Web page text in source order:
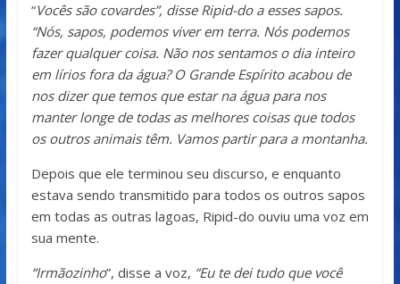
“Vocês são covardes”, disse Ripid-do a esses sapos.
“Nós, sapos, podemos viver em terra. Nós podemos
fazer qualquer coisa. Não nos sentamos o dia inteiro
em lírios fora da água? O Grande Espírito acabou de
nos dizer que temos que estar na água para nos
manter longe de todas as melhores coisas que todos
os outros animais têm. Vamos partir para a montanha.
Depois que ele terminou seu discurso, e enquanto
estava sendo transmitido para todos os outros sapos
em todas as outras lagoas, Ripid-do ouviu uma voz em
sua mente.
“Irmãozinho”, disse a voz, “Eu te dei tudo que você